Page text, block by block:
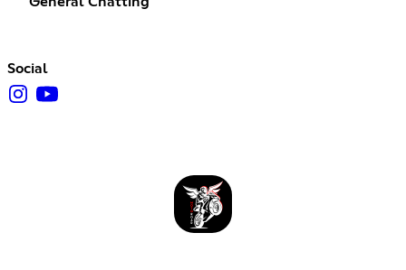
Social